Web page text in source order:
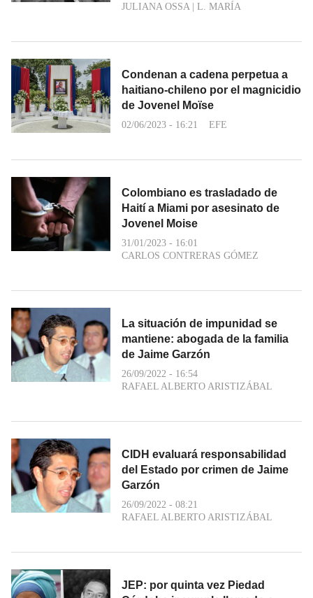
JULIANA OSSA | L. MARÍA
Condenan a cadena perpetua a
haitiano-chileno por el magnicidio
de Jovenel Moïse
02/06/2023 - 16:21 EFE
Colombiano es trasladado de
Haití a Miami por asesinato de
Jovenel Moise
31/01/2023 - 16:01
CARLOS CONTRERAS GÓMEZ
La situación de impunidad se
mantiene: abogada de la familia
de Jaime Garzón
26/09/2022 - 16:54
RAFAEL ALBERTO ARISTIZÁBAL
CIDH evaluará responsabilidad
del Estado por crimen de Jaime
Garzón
26/09/2022 - 08:21
RAFAEL ALBERTO ARISTIZÁBAL
JEP: por quinta vez Piedad